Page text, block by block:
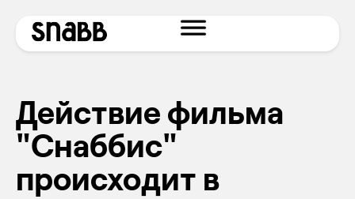
Действие фильма
"Снаббис"
происходит в